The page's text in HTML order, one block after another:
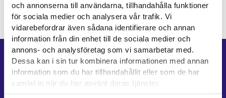
och annonserna till användarna, tillhandahålla funktioner
för sociala medier och analysera vår trafik. Vi
vidarebefordrar även sådana identifierare och annan
information från din enhet till de sociala medier och
annons- och analysföretag som vi samarbetar med.
Dessa kan i sin tur kombinera informationen med annan
information som du har tillhandahållit eller som de har
samlat in när du har använt deras tjänster.
Innehållet har ännu inte lagts till.
Genvägar
E-tjänster
Min karriärstig